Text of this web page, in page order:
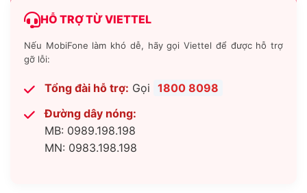
HỖ TRỢ TỪ VIETTEL
Nếu MobiFone làm khó dễ, hãy gọi Viettel để được hỗ trợ
gỡ lỗi:
Tổng đài hỗ trợ: Gọi 1800 8098
Đường dây nóng:
MB: 0989.198.198
MN: 0983.198.198